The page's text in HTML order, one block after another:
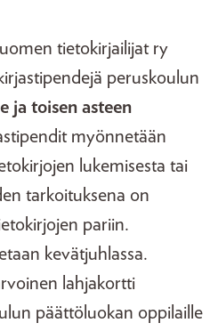
tietokirjailijat ry
peruskoulun
ja toisen asteen
myönnetään
lukemisesta tai
tarkoituksena on
pariin.
kevätjuhlassa.
lahjakortti
päättöluokan oppilaille